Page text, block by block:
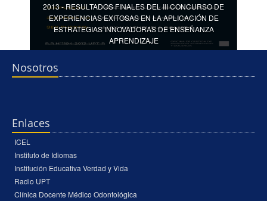
2013 - RESULTADOS FINALES DEL III CONCURSO DE
EXPERIENCIAS EXITOSAS EN LA APLICACIÓN DE
ESTRATEGIAS INNOVADORAS DE ENSEÑANZA
APRENDIZAJE
Nosotros
Enlaces
ICEL
Instituto de Idiomas
Institución Educativa Verdad y Vida
Radio UPT
Clínica Docente Médico Odontológica